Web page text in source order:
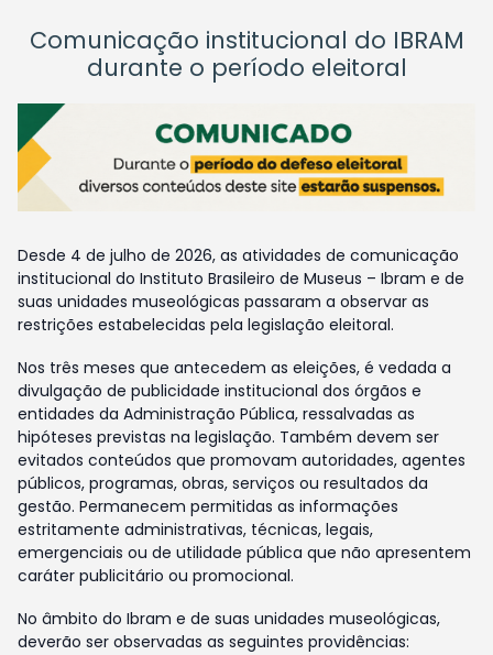
Comunicação institucional do IBRAM
durante o período eleitoral
Desde 4 de julho de 2026, as atividades de comunicação
institucional do Instituto Brasileiro de Museus – Ibram e de
suas unidades museológicas passaram a observar as
restrições estabelecidas pela legislação eleitoral.
Nos três meses que antecedem as eleições, é vedada a
divulgação de publicidade institucional dos órgãos e
entidades da Administração Pública, ressalvadas as
hipóteses previstas na legislação. Também devem ser
evitados conteúdos que promovam autoridades, agentes
públicos, programas, obras, serviços ou resultados da
gestão. Permanecem permitidas as informações
estritamente administrativas, técnicas, legais,
emergenciais ou de utilidade pública que não apresentem
caráter publicitário ou promocional.
No âmbito do Ibram e de suas unidades museológicas,
deverão ser observadas as seguintes providências: